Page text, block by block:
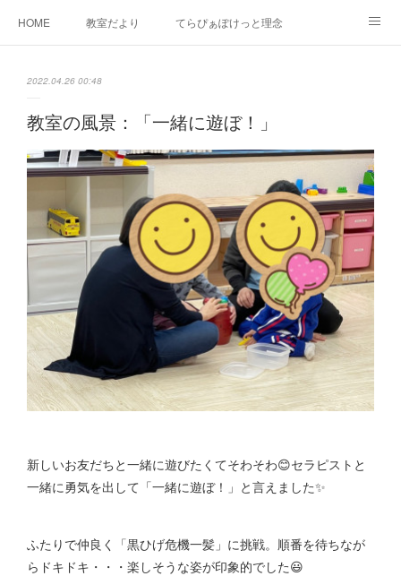
HOME 教室だより てらぴぁぽけっと理念
2022.04.26 00:48
教室の風景：「一緒に遊ぼ！」
新しいお友だちと一緒に遊びたくてそわそわ😊セラピストと
一緒に勇気を出して「一緒に遊ぼ！」と言えました✨
ふたりで仲良く「黒ひげ危機一髪」に挑戦。順番を待ちなが
らドキドキ・・・楽しそうな姿が印象的でした😃